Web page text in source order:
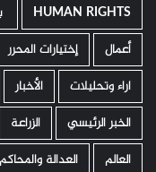
HUMAN RIGHTS
أعمال
إختيارات المحرر
اراء وتحليلات
الأخبار
الخبر الرئيسي
الزراعة
العالم
العدالة والمحاكم